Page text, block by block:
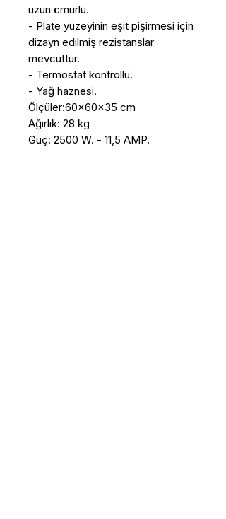
uzun ömürlü.
- Plate yüzeyinin eşit pişirmesi için
dizayn edilmiş rezistanslar
mevcuttur.
- Termostat kontrollü.
- Yağ haznesi.
Ölçüler:60x60x35 cm
Ağırlık: 28 kg
Güç: 2500 W. - 11,5 AMP.